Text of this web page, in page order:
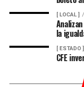
Dulce María Alducin
explicó que la
autoridades
realizadas en
concretar la obra
[ LOCAL ]
la
[ ESTADO ]
CFE